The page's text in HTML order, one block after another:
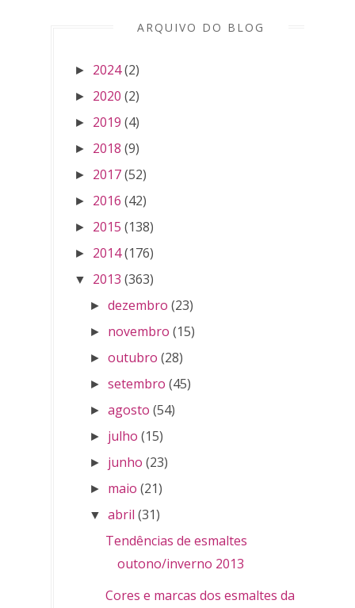
ARQUIVO DO BLOG
► 2024(2)
► 2020 (2)
► 2019 (4)
► 2018 (9)
► 2017(52)
► 2016 (42)
► 2015 (138)
► 2014(176)
▼ 2013 (363)
►dezembro (23)
► novembro (15)
►outubro (28)
►setembro (45)
►agosto (54)
► julho (15)
► junho (23)
► maio (21)
▼ abril (31)
Tendências de esmaltes
outono/inverno 2013
Cores e marcas dos esmaltes da